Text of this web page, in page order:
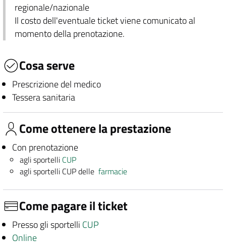
regionale/nazionale
Il costo dell'eventuale ticket viene comunicato al
momento della prenotazione.
Cosa serve
Prescrizione del medico
Tessera sanitaria
Come ottenere la prestazione
Con prenotazione
agli sportelli CUP
agli sportelli CUP dellefarmacie
Come pagare il ticket
Presso gli sportelli CUP
Online